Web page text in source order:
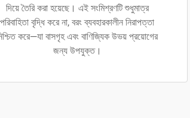
দিয়ে তৈরি করা হয়েছে। এই সংমিশ্রণটি শুধুমাত্র
পরিবাহিতা বৃদ্ধি করে না, বরং ব্যবহারকালীন নিরাপত্তা
করে—যা বাসগৃহ এবং বাণিজ্যিক উভয় প্রয়োগের
জন্য উপযুক্ত।